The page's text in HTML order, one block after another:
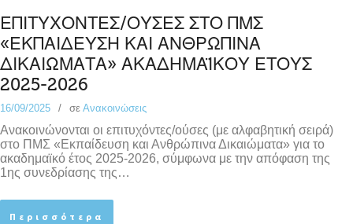
ΕΠΙΤΥΧΟΝΤΕΣ/ΟΥΣΕΣ ΣΤΟ ΠΜΣ
«ΕΚΠΑΙΔΕΥΣΗ ΚΑΙ ΑΝΘΡΩΠΙΝΑ
ΔΙΚΑΙΩΜΑΤΑ» ΑΚΑΔΗΜΑΪΚΟΥ ΕΤΟΥΣ
2025-2026
16/09/2025 σε Ανακοινώσεις
Ανακοινώνονται οι επιτυχόντες/ούσες (με αλφαβητική σειρά)
στο ΠΜΣ «Εκπαίδευση και Ανθρώπινα Δικαιώματα» για το
ακαδημαϊκό έτος 2025-2026, σύμφωνα με την απόφαση της
1ης συνεδρίασης της…
Περισσότερα